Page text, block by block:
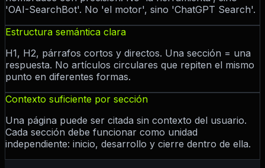
'OAI-SearchBot'. No 'el motor', sino 'ChatGPT Search'.
Estructura semántica clara
H1, H2, párrafos cortos y directos. Una sección = una
respuesta. No artículos circulares que repiten el mismo
punto en diferentes formas.
Contexto suficiente por sección
Una página puede ser citada sin contexto del usuario.
Cada sección debe funcionar como unidad
independiente: inicio, desarrollo y cierre dentro de ella.